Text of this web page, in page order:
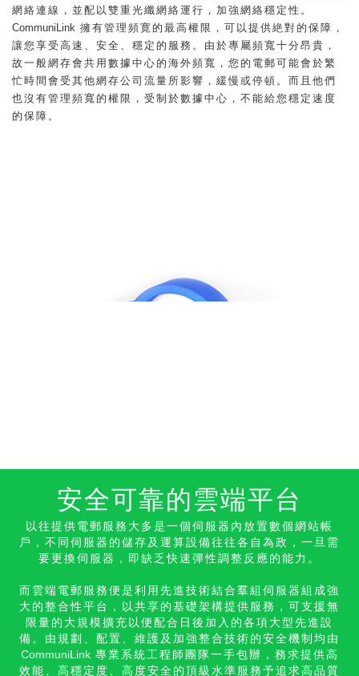
網絡連線，並配以雙重光纖網絡運行，加強網絡穩定性。
CommuniLink 擁有管理頻寛的最高權限，可以提供絶對的保障，
讓您享受高速、安全、穩定的服務。由於專屬頻寬十分昂貴，
故一般網存會共用數據中心的海外頻寬，您的電郵可能會於繁
忙時間會受其他網存公司流量所影響，緩慢或停頓。而且他們
也沒有管理頻寬的權限，受制於數據中心，不能給您穩定速度
的保障。
安全可靠的雲端平台
以往提供電郵服務大多是一個伺服器內放置數個網站帳
戶，不同伺服器的儲存及運算設備往往各自為政，一旦需
要更換伺服器，即缺乏快速彈性調整反應的能力。
而雲端電郵服務便是利用先進技術結合羣組伺服器組成強
大的整合性平台，以共享的基礎架構提供服務，可支援無
限量的大規模擴充以便配合日後加入的各項大型先進設
備。由規劃、配置、維護及加強整合技術的安全機制均由
CommuniLink專業系統工程師團隊一手包辦，務求提供高
效能、高穩定度、高度安全的頂級水準服務予追求高品質